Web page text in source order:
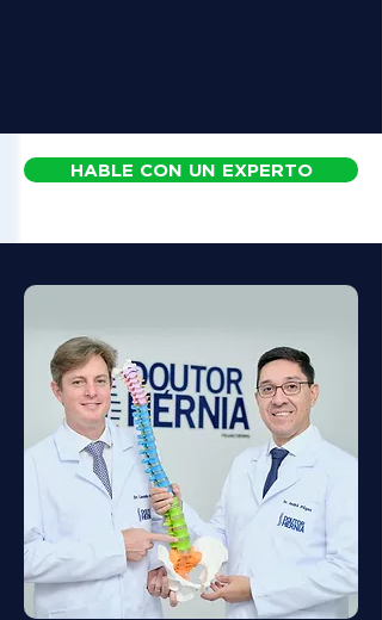
HABLE CON UN EXPERTO